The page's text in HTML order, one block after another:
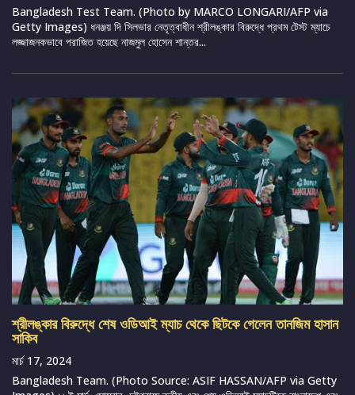
Bangladesh Test Team. (Photo by MARCO LONGARI/AFP via
Getty Images) ধনঞ্জয় দি সিলভার নেতৃত্বাধীন শ্রীলঙ্কার বিরুদ্ধে প্রথম টেস্ট ম্যাচে
লজ্জাজনকভাবে পরাজিত হয়েছে নাজমুল হোসেন শান্তর...
শ্রীলঙ্কার বিরুদ্ধে শেষ ওডিআই ম্যাচ থেকে ছিটকে গেলেন তানজিম হাসান
সাকিব
মার্চ 17, 2024
Bangladesh Team. (Photo Source: ASIF HASSAN/AFP via Getty